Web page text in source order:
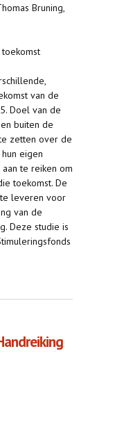
Bruning,
toekomst
van de
Doel van de
buiten de
zetten over de
eigen
te reiken om
toekomst. De
leveren voor
van de
Deze studie is
voor de